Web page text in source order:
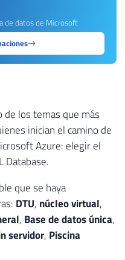
de datos de Microsoft
de los temas que más
inician el camino de
Azure: elegir el
Database.
que se haya
DTU, núcleo virtual,
, Base de datos única,
servidor, Piscina